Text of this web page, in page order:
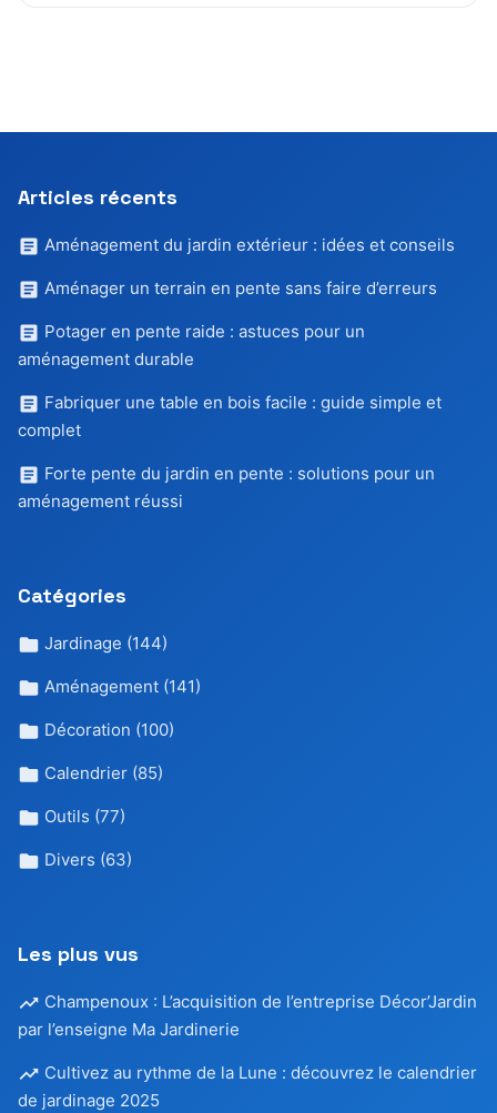
Articles récents
Aménagement du jardin extérieur : idées et conseils
Aménager un terrain en pente sans faire d’erreurs
Potager en pente raide : astuces pour un
aménagement durable
Fabriquer une table en bois facile : guide simple et
complet
Forte pente du jardin en pente : solutions pour un
aménagement réussi
Catégories
Jardinage (144)
Aménagement (141)
Décoration (100)
Calendrier (85)
Outils (77)
Divers (63)
Les plus vus
Champenoux : L’acquisition de l’entreprise Décor’Jardin
par l’enseigne Ma Jardinerie
Cultivez au rythme de la Lune : découvrez le calendrier
de jardinage 2025